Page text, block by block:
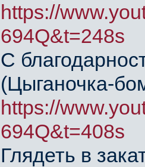
https://
694Q&t=248s
С
(Цыганочка-
https://
694Q&t=408s
Глядеть в